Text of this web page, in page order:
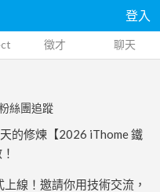
登入
徵才 聊天
絲團追蹤
的修煉【2026 iThome 鐵
線！邀請你用技術交流，